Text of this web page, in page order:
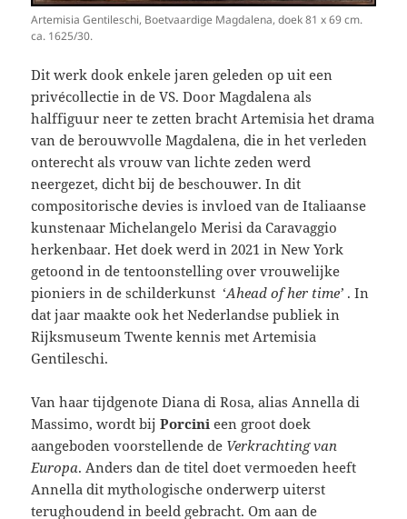
Artemisia Gentileschi, Boetvaardige Magdalena, doek 81 x 69 cm.
ca. 1625/30.
Dit werk dook enkele jaren geleden op uit een
privécollectie in de VS. Door Magdalena als
halffiguur neer te zetten bracht Artemisia het drama
van de berouwvolle Magdalena, die in het verleden
onterecht als vrouw van lichte zeden werd
neergezet, dicht bij de beschouwer. In dit
compositorische devies is invloed van de Italiaanse
kunstenaar Michelangelo Merisi da Caravaggio
herkenbaar. Het doek werd in 2021 in New York
getoond in de tentoonstelling over vrouwelijke
pioniers in de schilderkunst ‘Ahead of her time’ . In
dat jaar maakte ook het Nederlandse publiek in
Rijksmuseum Twente kennis met Artemisia
Gentileschi.
Van haar tijdgenote Diana di Rosa, alias Annella di
Massimo, wordt bijPorcini een groot doek
aangeboden voorstellende de Verkrachting van
Europa. Anders dan de titel doet vermoeden heeft
Annella dit mythologische onderwerp uiterst
terughoudend in beeld gebracht. Om aan de